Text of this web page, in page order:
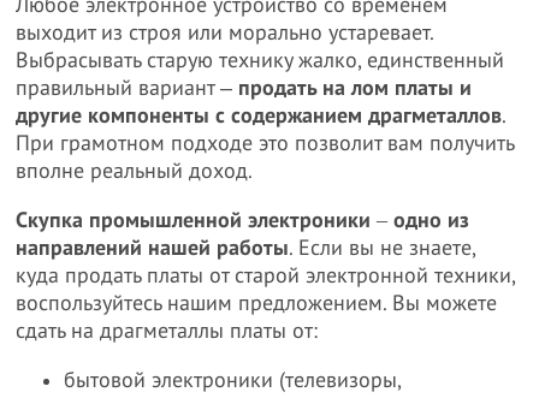
Любое электронное устройство со временем
выходит из строя или морально устаревает.
Выбрасывать старую технику жалко, единственный
правильный вариант ‒ продать на лом платы и
другие компоненты с содержанием драгметаллов.
При грамотном подходе это позволит вам получить
вполне реальный доход.
Скупка промышленной электроники ‒ одно из
направлений нашей работы. Если вы не знаете,
куда продать платы от старой электронной техники,
воспользуйтесь нашим предложением. Вы можете
сдать на драгметаллы платы от:
бытовой электроники (телевизоры,